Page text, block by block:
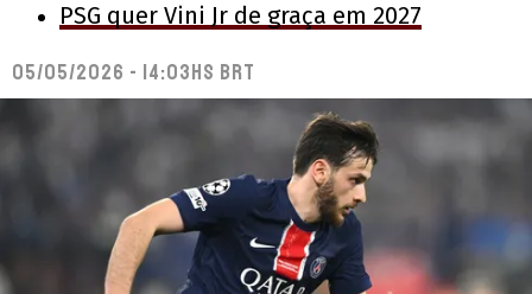
PSG quer Vini Jr de graça em 2027
05/05/2026 - 14:03hs BRT